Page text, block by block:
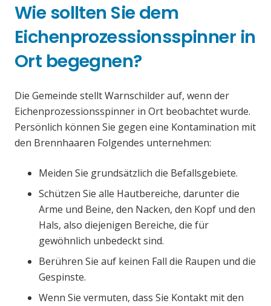
Wie sollten Sie dem
Eichenprozessionsspinner in
Ort begegnen?
Die Gemeinde stellt Warnschilder auf, wenn der
Eichenprozessionsspinner in Ort beobachtet wurde.
Persönlich können Sie gegen eine Kontamination mit
den Brennhaaren Folgendes unternehmen:
Meiden Sie grundsätzlich die Befallsgebiete.
Schützen Sie alle Hautbereiche, darunter die
Arme und Beine, den Nacken, den Kopf und den
Hals, also diejenigen Bereiche, die für
gewöhnlich unbedeckt sind.
Berühren Sie auf keinen Fall die Raupen und die
Gespinste.
Wenn Sie vermuten, dass Sie Kontakt mit den